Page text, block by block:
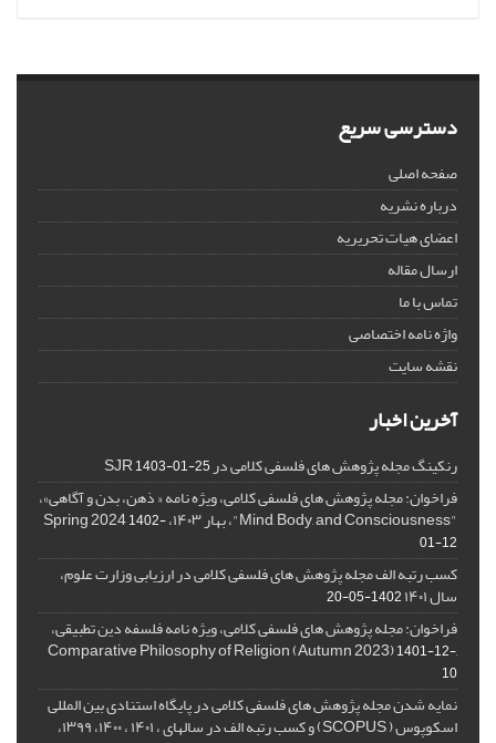
دسترسی سریع
صفحه اصلی
درباره نشریه
اعضای هیات تحریریه
ارسال مقاله
تماس با ما
واژه نامه اختصاصی
نقشه سایت
آخرین اخبار
رنکینگ مجله پژوهش های فلسفی کلامی در SJR1403-01-25
فراخوان: مجله پژوهش های فلسفی کلامی، ویژه نامه « ذهن، بدن و آگاهی»،
"Mind, Body, and Consciousness"، بهار ۱۴۰۳، Spring 2024
1402-
01-12
کسب رتبه الف مجله پژوهش های فلسفی کلامی در ارزیابی وزارت علوم،
سال ۱۴۰۱ 1402-05-20
فراخوان: مجله پژوهش های فلسفی کلامی، ویژه نامه فلسفه دین تطبیقی،
,Comparative Philosophy of Religion (Autumn 2023)
1401-12-
10
نمایه شدن مجله پژوهش های فلسفی کلامی در پایگاه استنادی بین المللی
اسکوپوس ( SCOPUS) و کسب رتبه الف در سالهای ، ۱۴۰۱ ، ۱۴۰۰، ۱۳۹۹،